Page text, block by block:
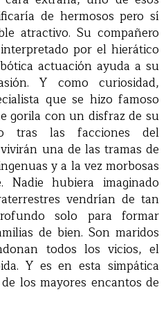
de hermosos pero sí
atractivo. Su compañero
por el hierático
actuación ayuda a su
Y como curiosidad,
que se hizo famoso
gorila con un disfraz de su
tras las facciones del
una de las tramas de
y a la vez morbosas
hubiera imaginado
vendrían de tan
solo para formar
de bien. Son maridos
todos los vicios, el
Y es en esta simpática
los mayores encantos de